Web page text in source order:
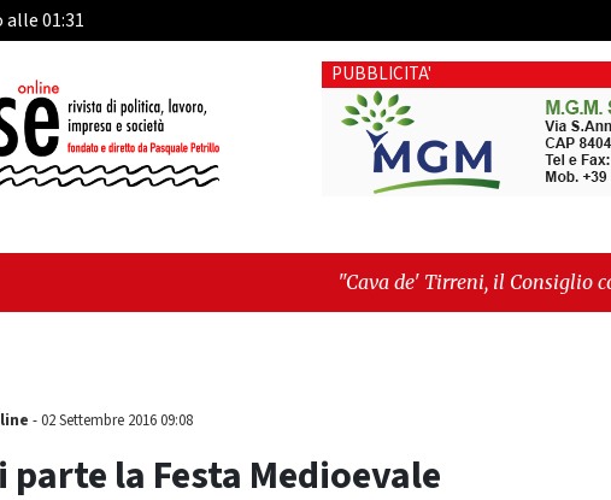
01:31
PUBBLICITA'
"Cava de' Tirreni, il Consiglio comunale
"Vietri sul Mare, giornata storica: la ceramica
-02 Settembre 2016 09:08
parte la Festa Medioevale